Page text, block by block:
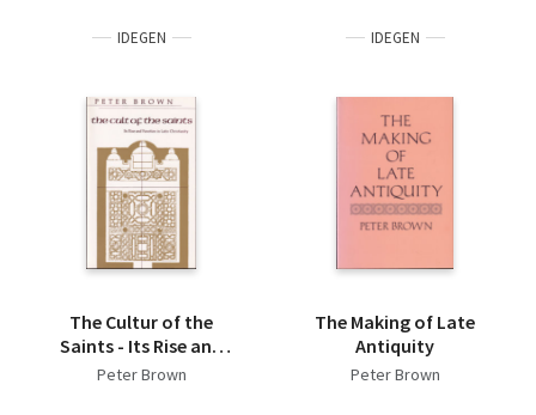
IDEGEN
The Cultur of the
Saints - Its Rise and
Function in Latin
Peter Brown
IDEGEN
The Making of Late
Antiquity
Peter Brown